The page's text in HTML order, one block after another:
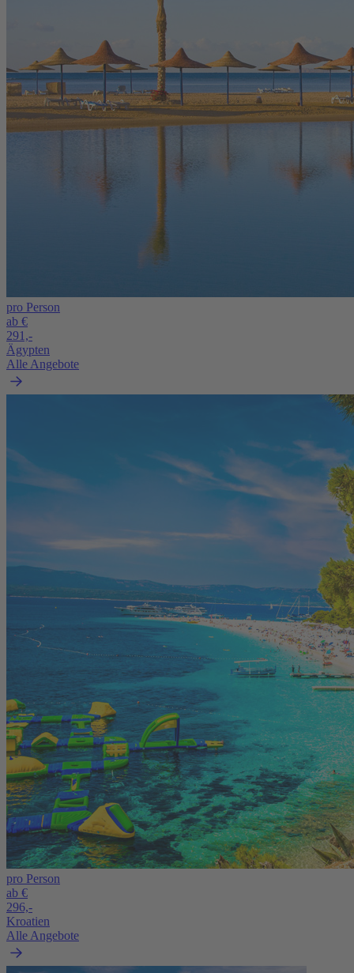
pro Person
ab €
291,-
Ägypten
Alle Angebote
pro Person
ab €
296,-
Kroatien
Alle Angebote